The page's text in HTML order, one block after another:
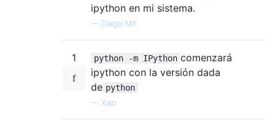
ipython en mi sistema.
— Diego-MX
1 python -m IPython comenzará
ipython con la versión dada
de python
— Xiao